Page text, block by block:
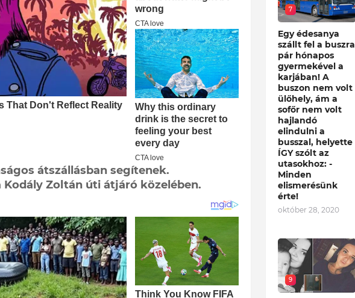
átszállásban segítenek.
Zoltán úti átjáró közelében.
7
Egy édesanya
szállt fel a buszra
pár hónapos
gyermekével a
karjában! A
buszon nem volt
ülőhely, ám a
sofőr nem volt
hajlandó
elindulni a
busszal, helyette
ÍGY szólt az
utasokhoz: -
Minden
elismerésünk
érte!
október 28, 2020
9